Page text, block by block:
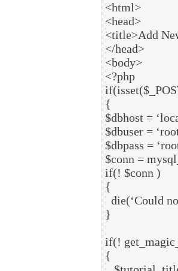
<html>
<head>
<title>Add
</head>
<body>
<?php
{
$dbhost =
$dbuser =
$dbpass =
$conn =
if(! $conn )
{
}
if(!
{